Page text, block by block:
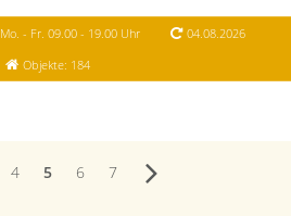
Mo. - Fr. 09.00 - 19.00 Uhr
04.08.2026
Objekte: 184
4 5 6 7